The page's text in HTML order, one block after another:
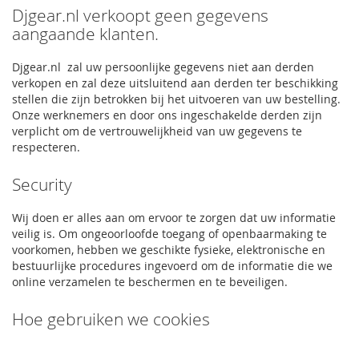
Djgear.nl verkoopt geen gegevens
aangaande klanten.
Djgear.nl zal uw persoonlijke gegevens niet aan derden
verkopen en zal deze uitsluitend aan derden ter beschikking
stellen die zijn betrokken bij het uitvoeren van uw bestelling.
Onze werknemers en door ons ingeschakelde derden zijn
verplicht om de vertrouwelijkheid van uw gegevens te
respecteren.
Security
Wij doen er alles aan om ervoor te zorgen dat uw informatie
veilig is. Om ongeoorloofde toegang of openbaarmaking te
voorkomen, hebben we geschikte fysieke, elektronische en
bestuurlijke procedures ingevoerd om de informatie die we
online verzamelen te beschermen en te beveiligen.
Hoe gebruiken we cookies